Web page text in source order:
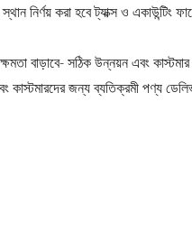
নির্ণয় করা হবে ট্যাক্স ও একাউন্টিং
বাড়াবে- সঠিক উন্নয়ন এবং কাস্টমার
কাস্টমারদের জন্য ব্যতিক্রমী পণ্য